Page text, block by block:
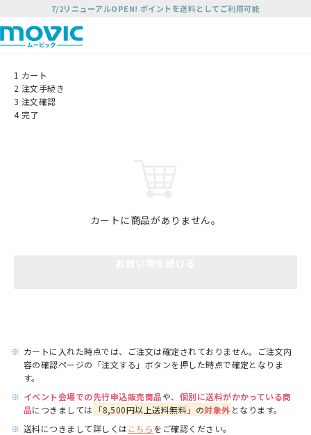
7/2リニューアルOPEN! ポイントを送料としてご利用可能
1 カート
2 注文手続き
3 注文確認
4 完了
カートに商品がありません。
※ カートに入れた時点では、ご注文は確定されておりません。ご注文内
容の確認ページの「注文する」ボタンを押した時点で確定となりま
す。
※ イベント会場での先行申込販売商品や、 個別に送料がかかっている商
品につきましては 「8,500円以上送料無料」の対象外 となります。
※ 送料につきまして詳しくはこちらをご確認ください。